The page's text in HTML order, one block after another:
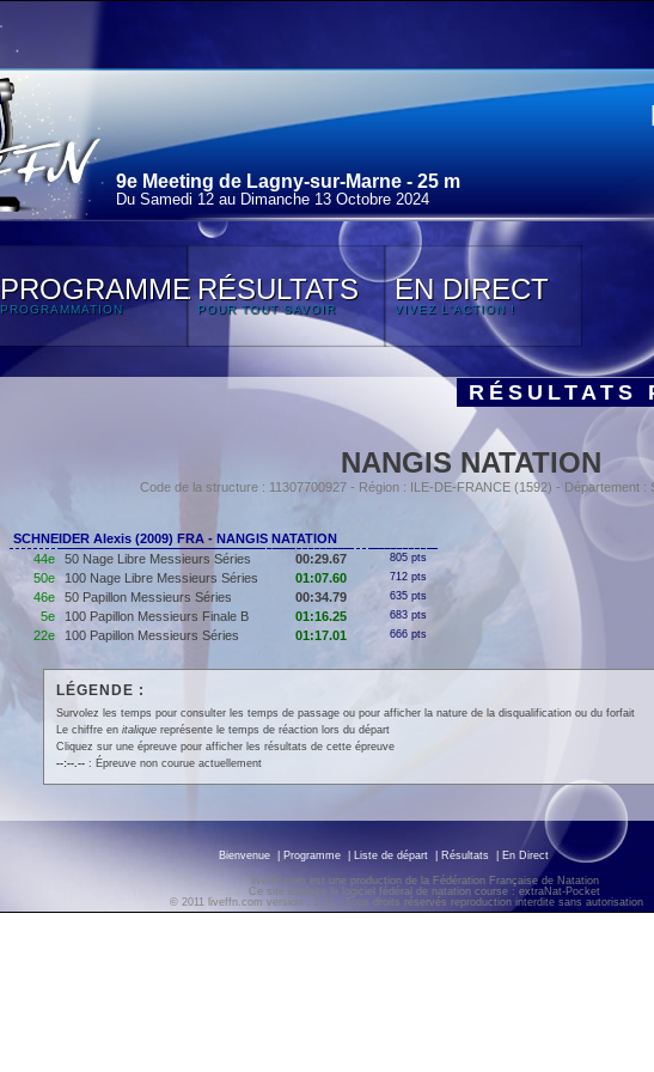
9e Meeting de Lagny-sur-Marne - 25 m
Du Samedi 12 au Dimanche 13 Octobre 2024
PROGRAMME
PROGRAMMATION
RÉSULTATS
POUR TOUT SAVOIR
EN DIRECT
VIVEZ L'ACTION !
RÉSULTATS
NANGIS NATATION
Code de la structure : 11307700927 - Région : ILE-DE-FRANCE (1592) - Département :
SCHNEIDER Alexis (2009) FRA - NANGIS NATATION
44e
50 Nage Libre Messieurs Séries 00:29.67 805 pts
50e 100 Nage Libre Messieurs Séries 01:07.60 712 pts
46e 50 Papillon Messieurs Séries 00:34.79 635 pts
5e 100 Papillon Messieurs Finale B 01:16.25 683 pts
22e 100 Papillon Messieurs Séries 01:17.01 666 pts
LÉGENDE :
Survolez les temps pour consulter les temps de passage ou pour afficher la nature de la disqualification ou du forfait
Le chiffre en italiquereprésente le temps de réaction lors du départ
Cliquez sur une épreuve pour afficher les résultats de cette épreuve
--:--.--: Épreuve non courue actuellement
Bienvenue Programme Liste de départ Résultats En Direct
liveffn.com est une production de la Fédération Française de Natation
Ce site exploite le logiciel fédéral de natation course : extraNat-Pocket
© 2011 liveffn.com version : 2.01 - Tous droits réservés reproduction interdite sans autorisation